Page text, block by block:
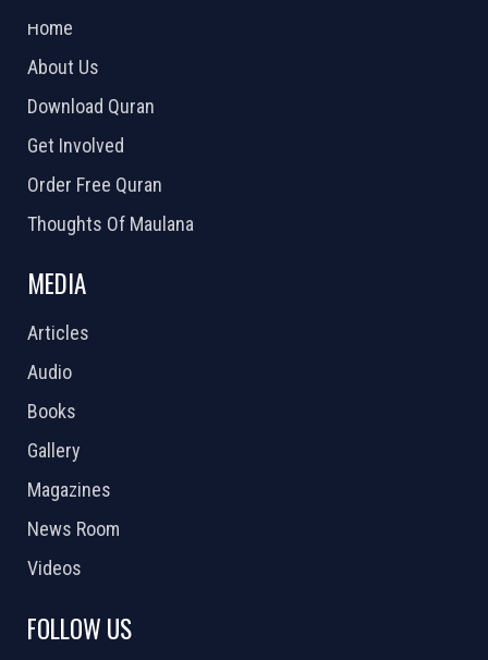
Home
About Us
Download Quran
Get Involved
Order Free Quran
Thoughts Of Maulana
MEDIA
Articles
Audio
Books
Gallery
Magazines
News Room
Videos
FOLLOW US